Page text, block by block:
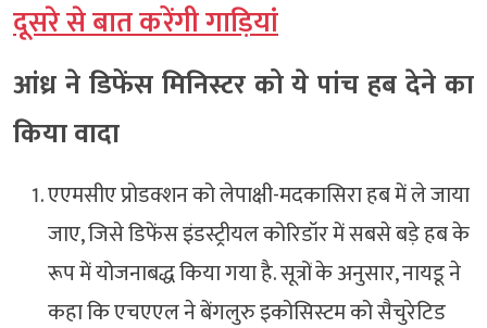
दूसरे से बात करेंगी गाड़ियां
आंध्र ने डिफेंस मिनिस्टर को ये पांच हब देने का
किया वादा
एएमसीए प्रोडक्शन को लेपाक्षी-मदकासिरा हब में ले जाया
जाए, जिसे डिफेंस इंडस्ट्रीयल कोरिडॉर में सबसे बड़े हब के
रूप में योजनाबद्ध किया गया है. सूत्रों के अनुसार, नायडू ने
कहा कि एचएएल ने बेंगलुरु इकोसिस्टम को सैचुरेटिड